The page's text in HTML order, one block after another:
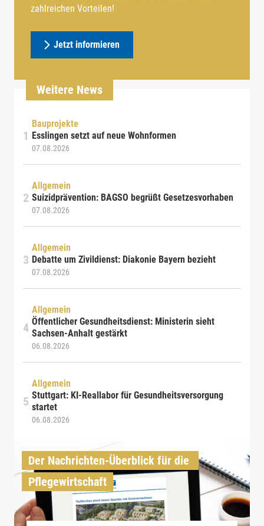
zahlreichen Vorteilen!
Jetzt informieren
Weitere News
Bauprojekte
Esslingen setzt auf neue Wohnformen
07.08.2026
Allgemein
Suizidprävention: BAGSO begrüßt Gesetzesvorhaben
07.08.2026
Allgemein
Debatte um Zivildienst: Diakonie Bayern bezieht
07.08.2026
Allgemein
Öffentlicher Gesundheitsdienst: Ministerin sieht
Sachsen-Anhalt gestärkt
06.08.2026
Allgemein
Stuttgart: KI-Reallabor für Gesundheitsversorgung
startet
06.08.2026
Der Nachrichten-Überblick für die
Pflegewirtschaft